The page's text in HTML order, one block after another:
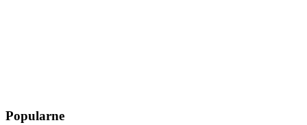
Popularne